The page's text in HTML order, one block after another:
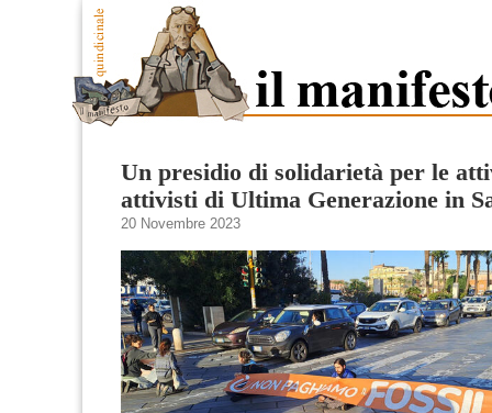
Un presidio di solidarietà per le
attivisti di Ultima Generazione in
20 Novembre 2023